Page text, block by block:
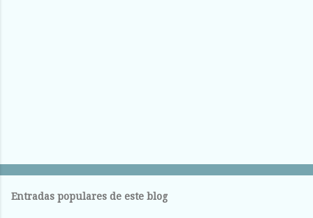
Entradas populares de este blog